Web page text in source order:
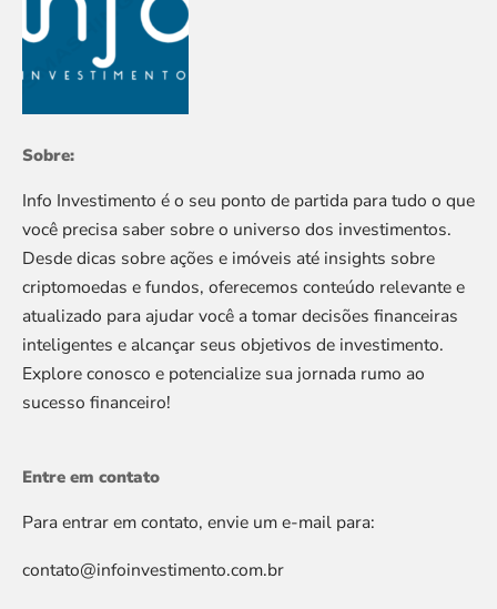
Sobre:
Info Investimento é o seu ponto de partida para tudo o que
você precisa saber sobre o universo dos investimentos.
Desde dicas sobre ações e imóveis até insights sobre
criptomoedas e fundos, oferecemos conteúdo relevante e
atualizado para ajudar você a tomar decisões financeiras
inteligentes e alcançar seus objetivos de investimento.
Explore conosco e potencialize sua jornada rumo ao
sucesso financeiro!
Entre em contato
Para entrar em contato, envie um e-mail para:
contato@infoinvestimento.com.br